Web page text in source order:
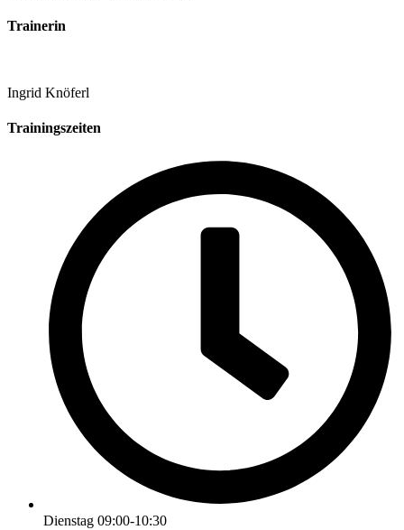
Trainerin
Ingrid Knöferl
Trainingszeiten
Dienstag 09:00-10:30